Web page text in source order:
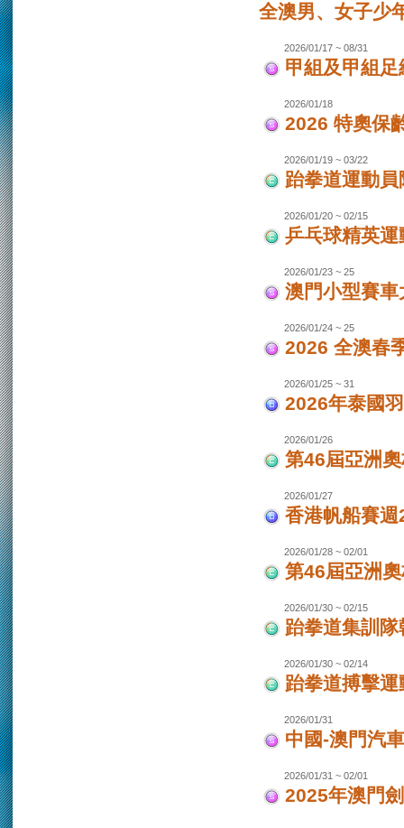
全澳男、女子少
2026/01/17 ~ 08/31
甲組及甲組
2026/01/18
2026 特奧保
2026/01/19 ~ 03/22
跆拳道運動
2026/01/20 ~ 02/15
乒乓球精英
2026/01/23 ~ 25
澳門小型賽
2026/01/24 ~ 25
2026 全澳春
2026/01/25 ~ 31
2026年泰國
2026/01/26
第46屆亞洲
2026/01/27
香港帆船賽
2026/01/28 ~ 02/01
第46屆亞洲
2026/01/30 ~ 02/15
跆拳道集訓
2026/01/30 ~ 02/14
跆拳道搏擊
2026/01/31
中國-澳門汽
2026/01/31 ~ 02/01
2025年澳門